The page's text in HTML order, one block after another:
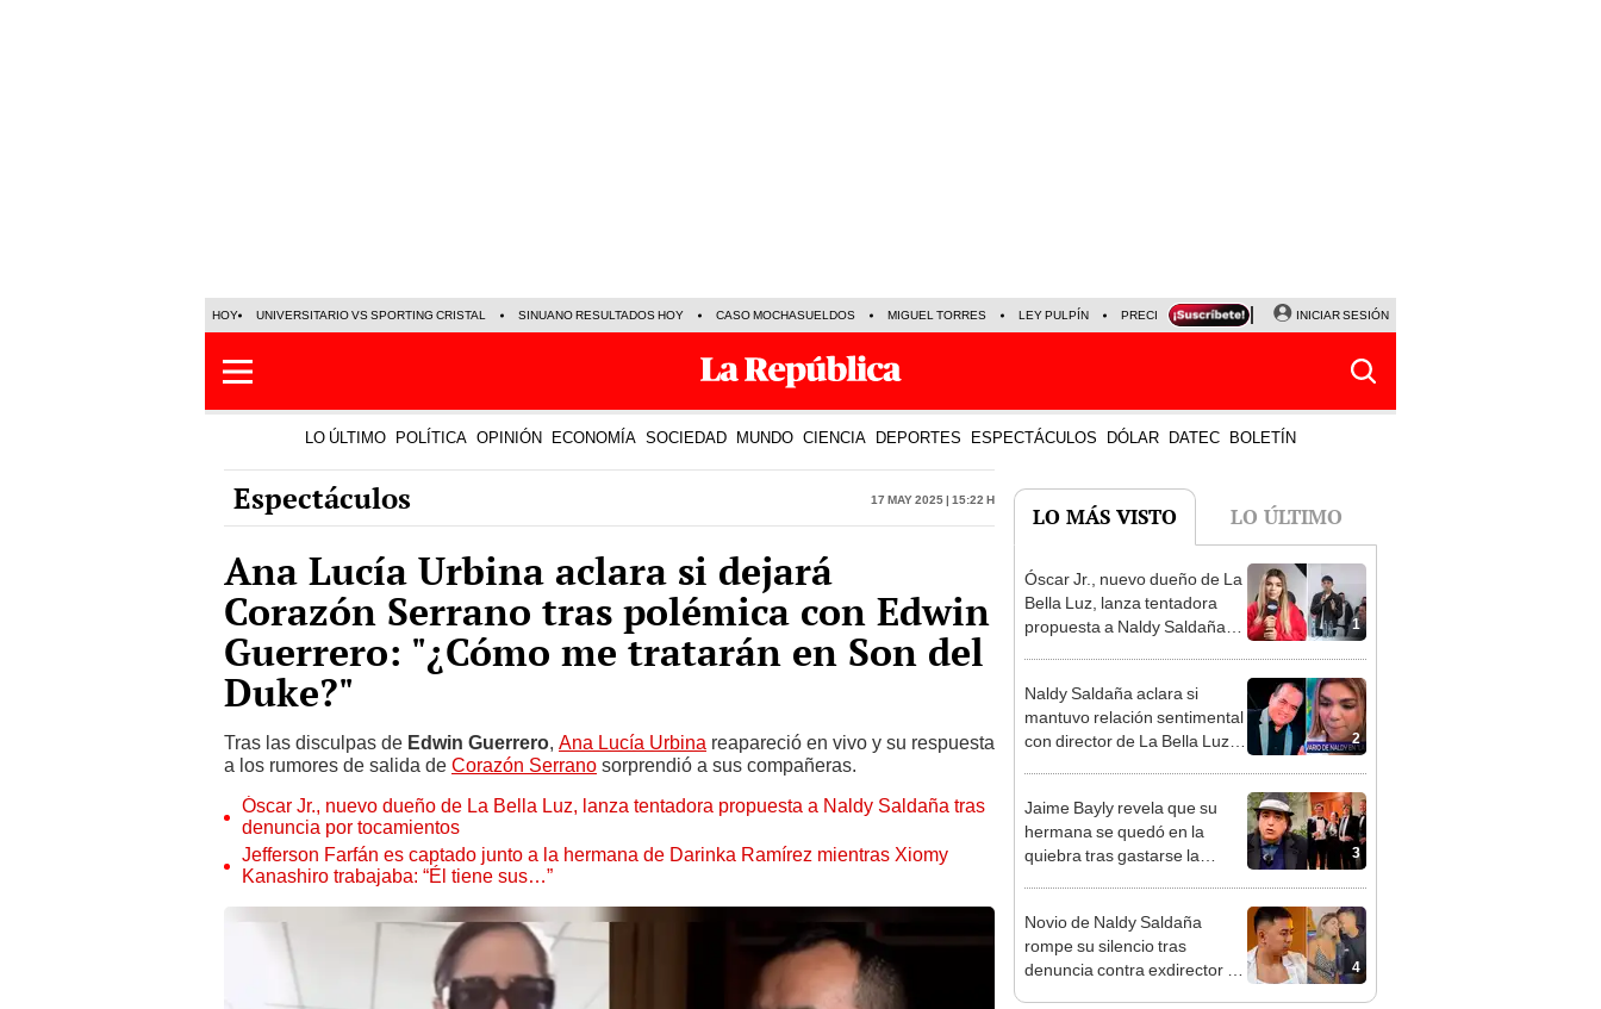
HOY UNIVERSITARIO VS SPORTING CRISTAL SINUANO RESULTADOS HOY CASO MOCHASUELDOS MIGUEL TORRES LEY PULPÍN PRECIO DEL DÓLAR CORTE DE LUZ VIERNES 7 DE AGOSTO
INICIAR SESIÓN
LO ÚLTIMO POLÍTICA OPINIÓN ECONOMÍA SOCIEDAD MUNDO CIENCIA DEPORTES ESPECTÁCULOS DÓLAR DATEC BOLETÍN
Espectáculos 17 May 2025 | 15:22 h
Ana Lucía Urbina aclara si dejará
Corazón Serrano tras polémica con Edwin
Guerrero: "¿Cómo me tratarán en Son del
Duke?"
Tras las disculpas de Edwin Guerrero, Ana Lucía Urbina reapareció en vivo y su respuesta
a los rumores de salida de Corazón Serrano sorprendió a sus compañeras.
Óscar Jr., nuevo dueño de La Bella Luz, lanza tentadora propuesta a Naldy Saldaña tras
denuncia por tocamientos
Jefferson Farfán es captado junto a la hermana de Darinka Ramírez mientras Xiomy
Kanashiro trabajaba: “Él tiene sus…”
LO MÁS VISTO LO ÚLTIMO
1
Óscar Jr., nuevo dueño de La
Bella Luz, lanza tentadora
propuesta a Naldy Saldaña
tipo de ley”
2
Naldy Saldaña aclara si
mantuvo relación sentimental
con director de La Bella Luz
bajo”
3
Jaime Bayly revela que su
hermana se quedó en la
quiebra tras gastarse la
4
Novio de Naldy Saldaña
rompe su silencio tras
denuncia contra exdirector de